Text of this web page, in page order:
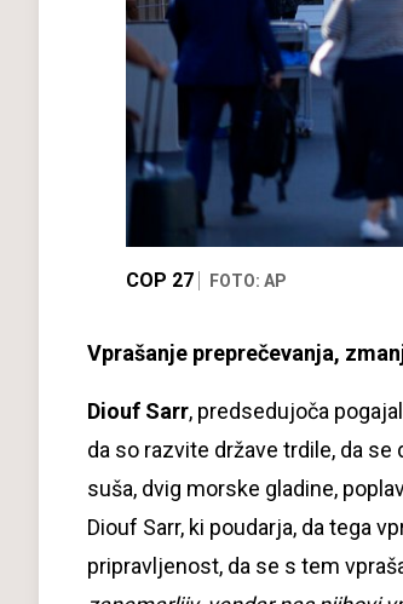
COP 27 FOTO: AP
Vprašanje preprečevanja,
Diouf Sarr, predsedujoča
da so razvite države trdile, da
suša, dvig morske gladine,
Diouf Sarr, ki poudarja, da tega
pripravljenost, da se s tem